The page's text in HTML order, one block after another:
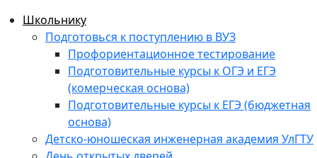
Школьнику
Подготовься к поступлению в ВУЗ
Профориентационное тестирование
Подготовительные курсы к ОГЭ и ЕГЭ
(комерческая основа)
Подготовительные курсы к ЕГЭ (бюджетная
основа)
Детско-юношеская инженерная академия УлГТУ